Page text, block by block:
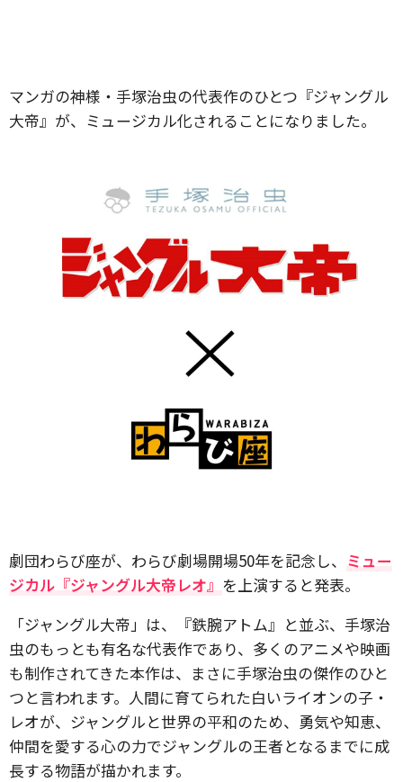
マンガの神様・手塚治虫の代表作のひとつ『ジャングル
大帝』が、ミュージカル化されることになりました。
劇団わらび座が、わらび劇場開場50年を記念し、 ミュー
ジカル『ジャングル大帝レオ』 を上演すると発表。
「ジャングル大帝」は、『鉄腕アトム』と並ぶ、手塚治
虫のもっとも有名な代表作であり、多くのアニメや映画
も制作されてきた本作は、まさに手塚治虫の傑作のひと
つと言われます。人間に育てられた白いライオンの子・
レオが、ジャングルと世界の平和のため、勇気や知恵、
仲間を愛する心の力でジャングルの王者となるまでに成
長する物語が描かれます。